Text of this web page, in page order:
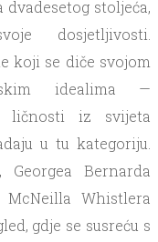
stoljeća,
dosjetljivosti.
koji se diče svojom
idealima —
ličnosti iz svijeta
u tu kategoriju.
Bernarda
Whistlera
gdje se susreću s